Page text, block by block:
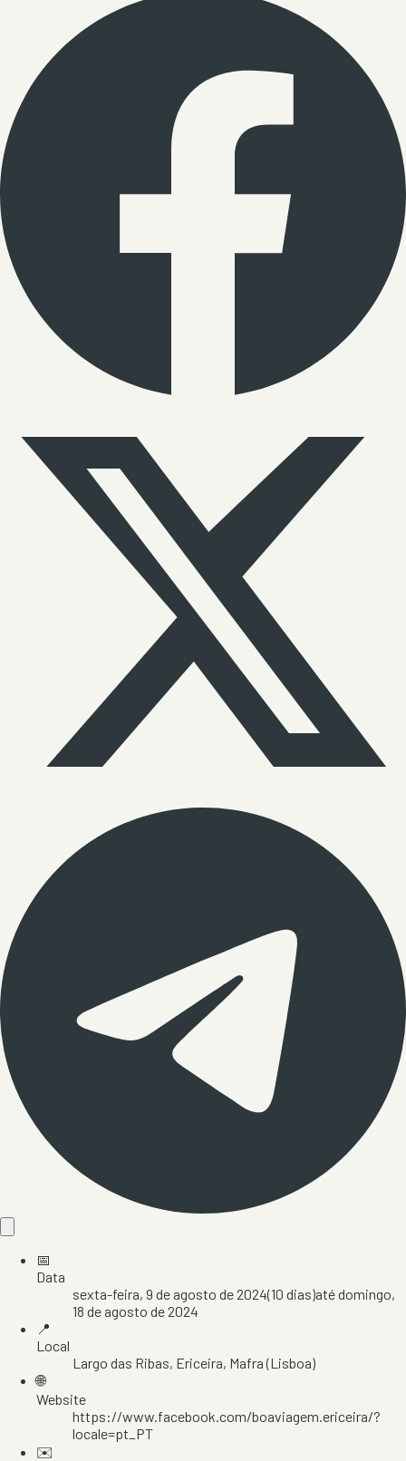
📅
Data
sexta-feira, 9 de agosto de 2024(10 dias)atédomingo,
18 de agosto de 2024
📍
Local
Largo das Ribas, Ericeira, Mafra(Lisboa)
🌐
Website
https://www.facebook.com/boaviagem.ericeira/?
locale=pt_PT
✉️